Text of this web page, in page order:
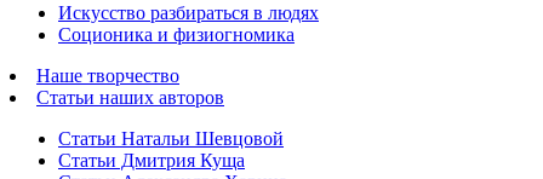
Искусство разбираться в людях
Соционика и физиогномика
Наше творчество
Статьи наших авторов
Статьи Натальи Шевцовой
Статьи Дмитрия Куща